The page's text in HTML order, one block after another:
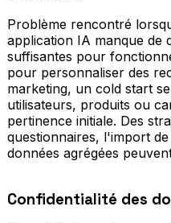
Problème rencontré
application IA manque de
suffisantes pour
pour personnaliser des
marketing, un cold start
utilisateurs, produits ou
pertinence initiale. Des
questionnaires, l'import
données agrégées
Confidentialité des